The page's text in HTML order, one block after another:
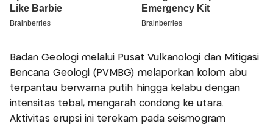
Badan Geologi melalui Pusat Vulkanologi dan Mitigasi
Bencana Geologi (PVMBG) melaporkan kolom abu
terpantau berwarna putih hingga kelabu dengan
intensitas tebal, mengarah condong ke utara.
Aktivitas erupsi ini terekam pada seismogram